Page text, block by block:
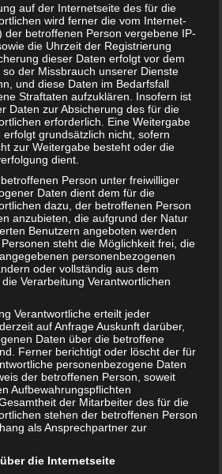
– lieber die Finger weg?
Vorwehen
auf der Internetseite des für die
wird ferner die vom Internet-
der betroffenen Person vergebene IP-
die Uhrzeit der Registrierung
dieser Daten erfolgt vor dem
der Missbrauch unserer Dienste
und diese Daten im Bedarfsfall
Straftaten aufzuklären. Insofern ist
Daten zur Absicherung des für die
erforderlich. Eine Weitergabe
grundsätzlich nicht, sofern
zur Weitergabe besteht oder die
dient.
Person unter freiwilliger
Daten dient dem für die
dazu, der betroffenen Person
anzubieten, die aufgrund der Natur
Benutzern angeboten werden
steht die Möglichkeit frei, die
personenbezogenen
oder vollständig aus dem
Verarbeitung Verantwortlichen
Verantwortliche erteilt jeder
auf Anfrage Auskunft darüber,
Daten über die betroffene
Ferner berichtigt oder löscht der für
personenbezogene Daten
der betroffenen Person, soweit
Aufbewahrungspflichten
der Mitarbeiter des für die
stehen der betroffenen Person
als Ansprechpartner zur
die Internetseite